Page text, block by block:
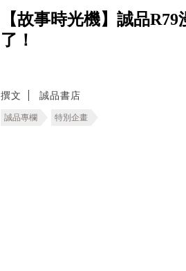
【故事時光機】誠品
了！
撰文 誠品書店
誠品專欄 特別企畫